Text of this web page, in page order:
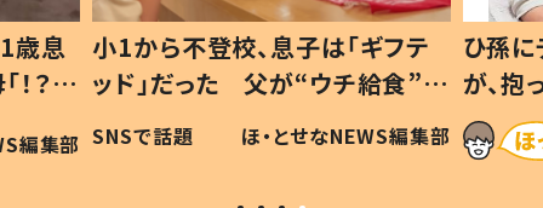
歳息
？」
編集部
小1から不登校、息子は「ギフテ
ッド」だった 父が“ウチ給食”を
作り続ける理由とは #令和の親
#令和の子
SNSで話題 ほ・とせなNEWS編集部
ひ孫
が、
「涙が
い」